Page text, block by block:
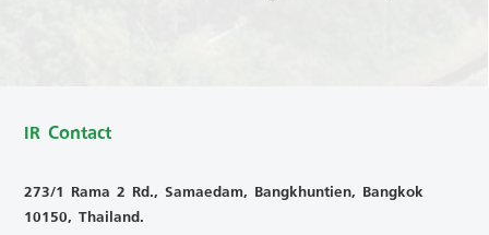
IR Contact
273/1 Rama 2 Rd., Samaedam, Bangkhuntien, Bangkok
10150, Thailand.